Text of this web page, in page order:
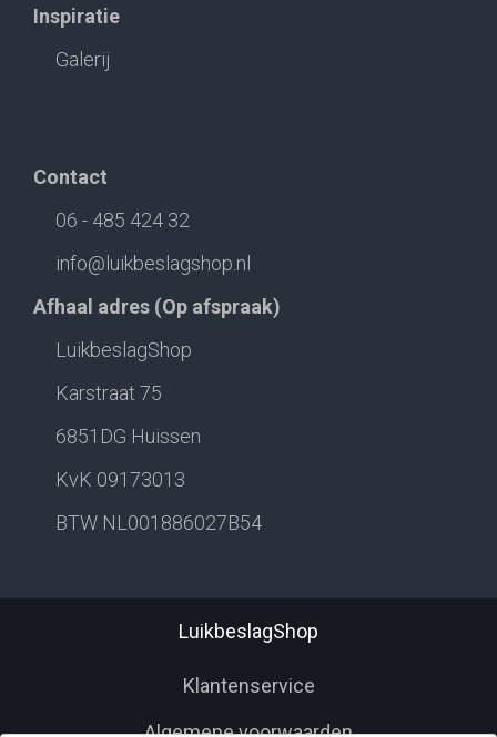
Inspiratie
Galerij
Contact
06 - 485 424 32
info@luikbeslagshop.nl
Afhaal adres (Op afspraak)
LuikbeslagShop
Karstraat 75
6851DG Huissen
KvK 09173013
BTW NL001886027B54
LuikbeslagShop
Klantenservice
Algemene voorwaarden